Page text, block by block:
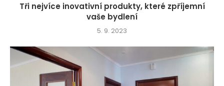
Tři nejvíce inovativní produkty, které zpříjemní
vaše bydlení
5. 9. 2023